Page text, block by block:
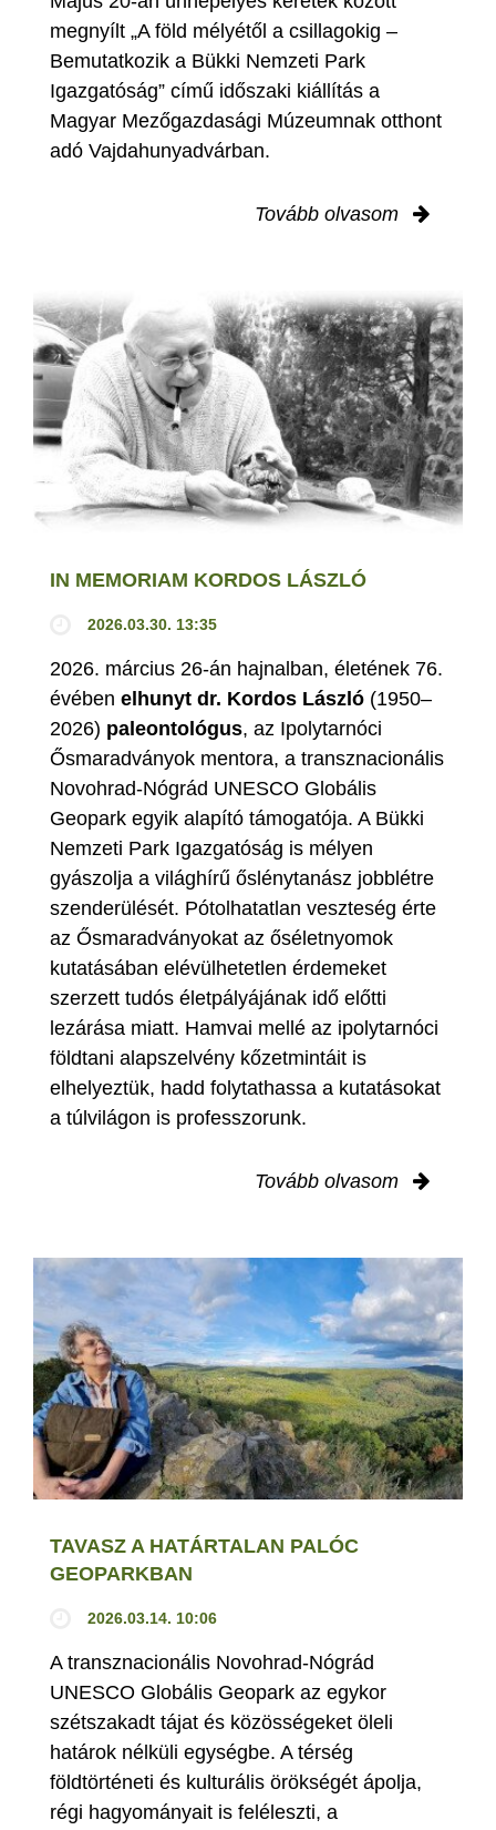
megnyílt „A föld mélyétől a csillagokig –
Bemutatkozik a Bükki Nemzeti Park
Igazgatóság” című időszaki kiállítás a
Magyar Mezőgazdasági Múzeumnak otthont
adó Vajdahunyadvárban.
Tovább olvasom
IN MEMORIAM KORDOS LÁSZLÓ
2026.03.30. 13:35
2026. március 26-án hajnalban, életének 76.
évében elhunyt dr. Kordos László (1950–
2026) paleontológus, az Ipolytarnóci
Ősmaradványok mentora, a transznacionális
Novohrad-Nógrád UNESCO Globális
Geopark egyik alapító támogatója. A Bükki
Nemzeti Park Igazgatóság is mélyen
gyászolja a világhírű őslénytanász jobblétre
szenderülését. Pótolhatatlan veszteség érte
az Ősmaradványokat az őséletnyomok
kutatásában elévülhetetlen érdemeket
szerzett tudós életpályájának idő előtti
lezárása miatt. Hamvai mellé az ipolytarnóci
földtani alapszelvény kőzetmintáit is
elhelyeztük, hadd folytathassa a kutatásokat
a túlvilágon is professzorunk.
Tovább olvasom
TAVASZ A HATÁRTALAN PALÓC
GEOPARKBAN
2026.03.14. 10:06
A transznacionális Novohrad-Nógrád
UNESCO Globális Geopark az egykor
szétszakadt tájat és közösségeket öleli
határok nélküli egységbe. A térség
földtörténeti és kulturális örökségét ápolja,
régi hagyományait is feléleszti, a